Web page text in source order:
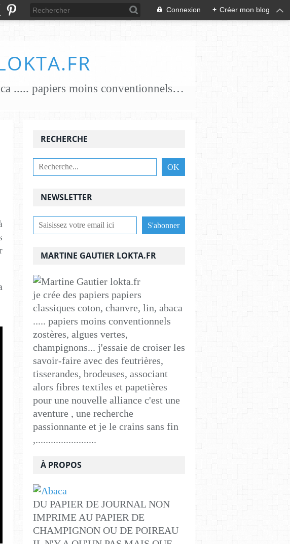
Connexion + Créer mon blog
je crée des papiers papiers classiques coton, chanvre, lin, abaca ..... papiers moins conventionnels zostères, algues vertes, champignons... j'essaie de croiser les savoir-faire avec des feutrières, tisserandes, brodeuses, associant alors fibres textiles et papetières pour une nouvelle alliance c'est une aventure , une recherche passionnante et je le crains sans fin ,........................
NEWSLETTER
RECHERCHE
MARTINE GAUTIER LOKTA.FR
je crée des papiers papiers
classiques coton, chanvre, lin, abaca
..... papiers moins conventionnels
zostères, algues vertes,
champignons... j'essaie de croiser les
savoir-faire avec des feutrières,
tisserandes, brodeuses, associant
alors fibres textiles et papetières
pour une nouvelle alliance c'est une
aventure , une recherche
passionnante et je le crains sans fin
,........................
À PROPOS
DU PAPIER DE JOURNAL NON
IMPRIME AU PAPIER DE
CHAMPIGNON OU DE POIREAU